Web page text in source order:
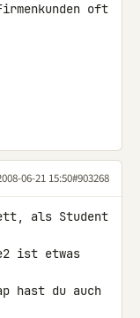
oft
06-21 15:50#903268
als Student
ist etwas
hast du auch